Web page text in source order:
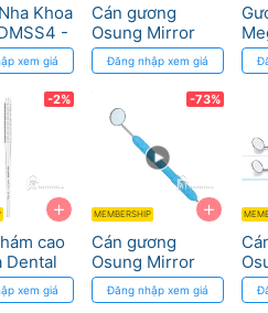
Khoa
-
Hàm
Xác
xem giá
+
-2%
cao
Dental
xem giá
Cán gương
Osung Mirror
Handle, Metal
MHC
Đăng nhập xem giá
+
-73%
MEMBERSHIP
Cán gương
Osung Mirror
Silicone, Metal
2MHS1
Đăng nhập xem giá